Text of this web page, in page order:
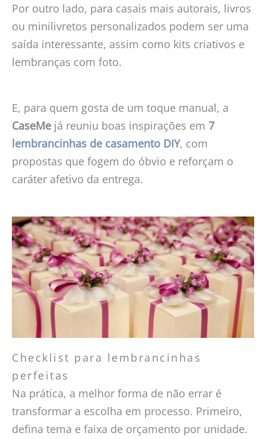
Por outro lado, para casais mais autorais, livros
ou minilivretos personalizados podem ser uma
saída interessante, assim como kits criativos e
lembranças com foto.
E, para quem gosta de um toque manual, a
CaseMe já reuniu boas inspirações em 7
lembrancinhas de casamento DIY, com
propostas que fogem do óbvio e reforçam o
caráter afetivo da entrega.
Checklist para lembrancinhas
perfeitas
Na prática, a melhor forma de não errar é
transformar a escolha em processo. Primeiro,
defina tema e faixa de orçamento por unidade.